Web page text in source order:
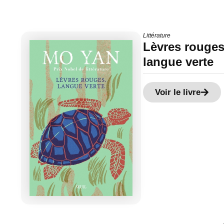
Littérature
Lèvres
langue verte
Voir le livre